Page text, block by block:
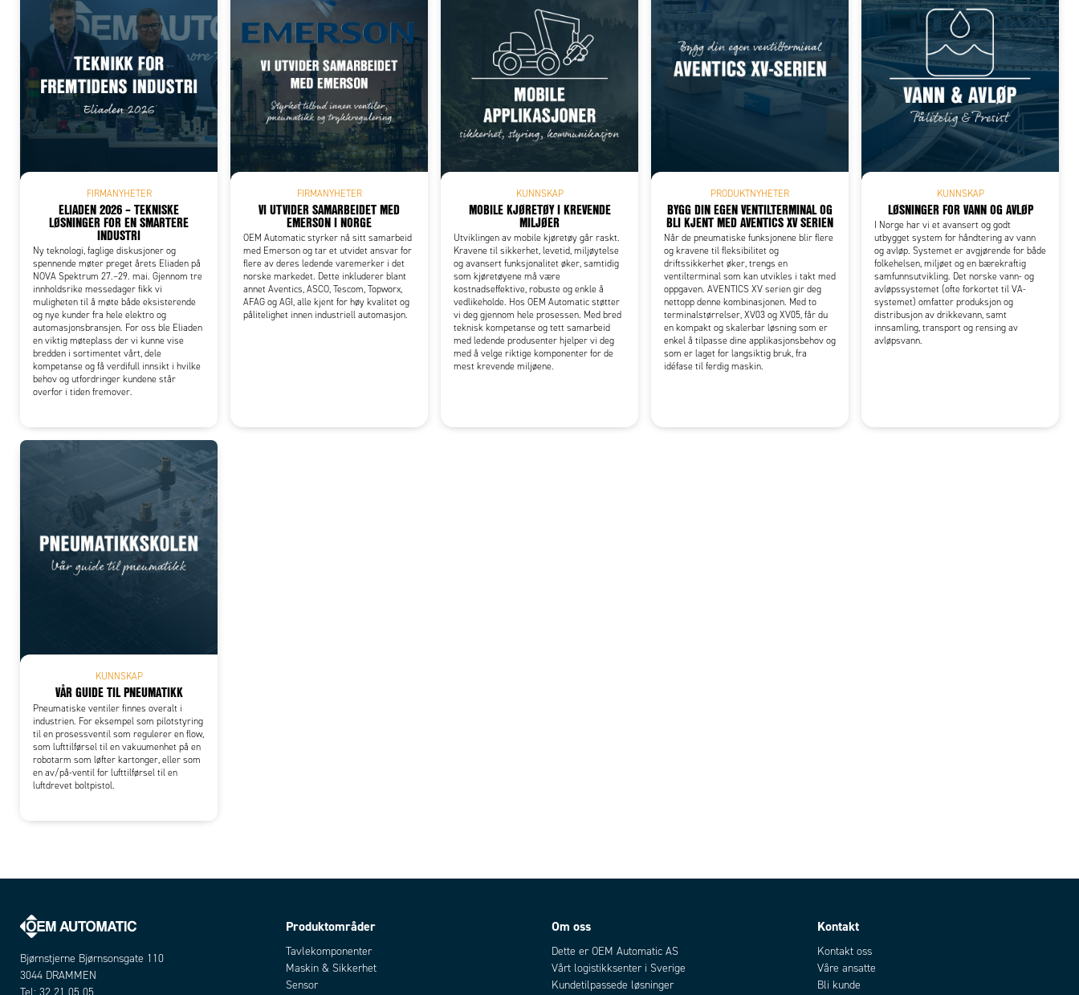
Add to existing cart row Add as new cart row
FIRMANYHETER
ELIADEN 2026 – TEKNISKE
LØSNINGER FOR EN SMARTERE
INDUSTRI
Ny teknologi, faglige diskusjoner og
spennende møter preget årets Eliaden på
NOVA Spektrum 27.–29. mai. Gjennom tre
innholdsrike messedager fikk vi
muligheten til å møte både eksisterende
og nye kunder fra hele elektro og
automasjonsbransjen. For oss ble Eliaden
en viktig møteplass der vi kunne vise
bredden i sortimentet vårt, dele
kompetanse og få verdifull innsikt i hvilke
behov og utfordringer kundene står
overfor i tiden fremover.
FIRMANYHETER
VI UTVIDER SAMARBEIDET MED
EMERSON I NORGE
OEM Automatic styrker nå sitt samarbeid
med Emerson og tar et utvidet ansvar for
flere av deres ledende varemerker i det
norske markedet. Dette inkluderer blant
annet Aventics, ASCO, Tescom, Topworx,
AFAG og AGI, alle kjent for høy kvalitet og
pålitelighet innen industriell automasjon.
KUNNSKAP
MOBILE KJØRETØY I KREVENDE
MILJØER
Utviklingen av mobile kjøretøy går raskt.
Kravene til sikkerhet, levetid, miljøytelse
og avansert funksjonalitet øker, samtidig
som kjøretøyene må være
kostnadseffektive, robuste og enkle å
vedlikeholde. Hos OEM Automatic støtter
vi deg gjennom hele prosessen. Med bred
teknisk kompetanse og tett samarbeid
med ledende produsenter hjelper vi deg
med å velge riktige komponenter for de
mest krevende miljøene.
PRODUKTNYHETER
BYGG DIN EGEN VENTILTERMINAL OG
BLI KJENT MED AVENTICS XV SERIEN
Når de pneumatiske funksjonene blir flere
og kravene til fleksibilitet og
driftssikkerhet øker, trengs en
ventilterminal som kan utvikles i takt med
oppgaven. AVENTICS XV serien gir deg
nettopp denne kombinasjonen. Med to
terminalstørrelser, XV03 og XV05, får du
en kompakt og skalerbar løsning som er
enkel å tilpasse dine applikasjonsbehov og
som er laget for langsiktig bruk, fra
idéfase til ferdig maskin.
KUNNSKAP
LØSNINGER FOR VANN OG AVLØP
I Norge har vi et avansert og godt
utbygget system for håndtering av vann
og avløp. Systemet er avgjørende for både
folkehelsen, miljøet og en bærekraftig
samfunnsutvikling. Det norske vann- og
avløpssystemet (ofte forkortet til VA-
systemet) omfatter produksjon og
distribusjon av drikkevann, samt
innsamling, transport og rensing av
avløpsvann.
KUNNSKAP
VÅR GUIDE TIL PNEUMATIKK
Pneumatiske ventiler finnes overalt i
industrien. For eksempel som pilotstyring
til en prosessventil som regulerer en flow,
som lufttilførsel til en vakuumenhet på en
robotarm som løfter kartonger, eller som
en av/på-ventil for lufttilførsel til en
luftdrevet boltpistol.
Bjørnstjerne Bjørnsonsgate 110
3044 DRAMMEN
Tel: 32 21 05 05
Produktområder
Tavlekomponenter
Maskin & Sikkerhet
Sensor
Om oss
Dette er OEM Automatic AS
Vårt logistikksenter i Sverige
Kundetilpassede løsninger
Kontakt
Kontakt oss
Våre ansatte
Bli kunde